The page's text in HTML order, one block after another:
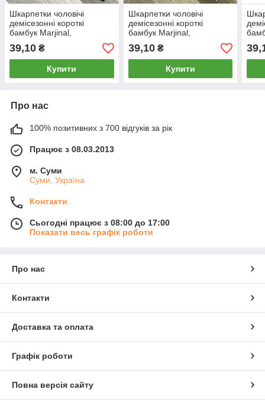
Шкарпетки чоловічі
демісезонні короткі
бамбук Marjinal,
Туреччина, розмір 40-45,
асорті, 08976
39,10 ₴
Купити
Шкарпетки чоловічі
демісезонні короткі
бамбук Marjinal,
Туреччина, розмір 40-45,
білі, 08975
39,10₴
Купити
Про нас
100% позитивних з 700 відгуків за рік
Працює з 08.03.2013
м. Суми
Суми, Україна
Контакти
Сьогодні працює з 08:00 до 17:00
Показати весь графік роботи
Про нас
Контакти
Доставка та оплата
Графік роботи
Повна версія сайту